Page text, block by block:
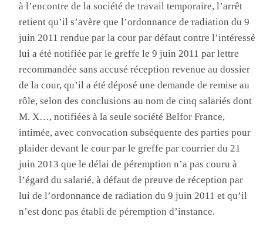
à l’encontre de la société de travail temporaire, l’arrêt
retient qu’il s’avère que l’ordonnance de radiation du 9
juin 2011 rendue par la cour par défaut contre l’intéressé
lui a été notifiée par le greffe le 9 juin 2011 par lettre
recommandée sans accusé réception revenue au dossier
de la cour, qu’il a été déposé une demande de remise au
rôle, selon des conclusions au nom de cinq salariés dont
M. X…, notifiées à la seule sociétéBelfor France,
intimée, avec convocation subséquente des parties pour
plaider devant le cour par le greffe par courrier du 21
juin 2013 que le délai de péremption n’a pas couru à
l’égard du salarié, à défaut de preuve de réception par
lui de l’ordonnance de radiation du 9 juin 2011 et qu’il
n’est donc pas établi de péremption d’instance.